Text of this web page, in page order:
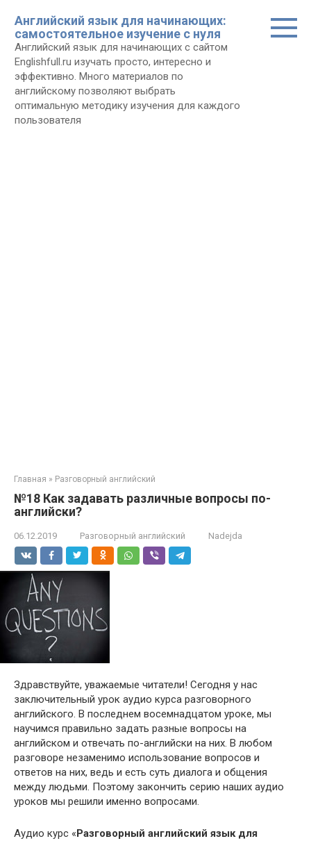
контенту
Английский язык для начинающих:
самостоятельное изучение с нуля
Английский язык для начинающих с сайтом
Еnglishfull.ru изучать просто, интересно и
эффективно. Много материалов по
английскому позволяют выбрать
оптимальную методику изучения для каждого
пользователя
Главная » Разговорный английский
№18 Как задавать различные вопросы по-
английски?
06.12.2019 Разговорный английский Nadejda
Здравствуйте, уважаемые читатели! Сегодня у нас
заключительный урок аудио курса разговорного
английского. В последнем восемнадцатом уроке, мы
научимся правильно задать разные вопросы на
английском и отвечать по-английски на них. В любом
разговоре незаменимо использование вопросов и
ответов на них, ведь и есть суть диалога и общения
между людьми. Поэтому закончить серию наших аудио
уроков мы решили именно вопросами.
Аудио курс «Разговорный английский язык для